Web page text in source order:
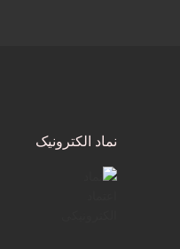
نماد الکترونیک